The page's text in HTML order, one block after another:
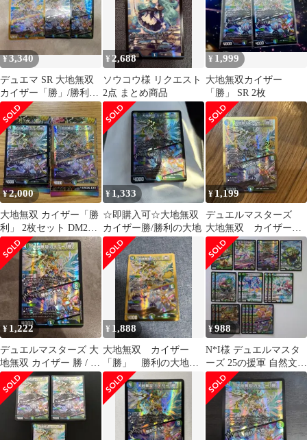
¥3,340
デュエマ SR 大地無双
カイザー「勝」/勝利の
大地 ゴールド 通常
版 セット
¥ 2,688
ソウコウ様 リクエスト
2点 まとめ商品
¥ 1,999
大地無双カイザー
「勝」 SR 2枚
¥2,000
大地無双 カイザー「勝
利」 2枚セット DM26-
EX1
¥ 1,333
☆即購入可☆大地無双
カイザー勝/勝利の大地
¥1,199
デュエルマスターズ
大地無双 カイザー
「勝」/勝利の大地 金
¥ 1,222
デュエルマスターズ 大
地無双 カイザー 勝 / 勝
利の大地 SR N3/N25
¥ 1,888
大地無双 カイザー
「勝」 勝利の大地
【SR】 2枚セット
¥988
N*I様 デュエルマスタ
ーズ 25の援軍 自然文明
デッキパーツ